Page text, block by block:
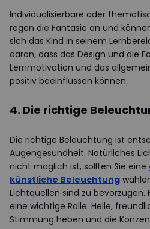
Individualisierbare oder
regen die Fantasie an und
sich das Kind in seinem
daran, dass das Design und die
Lernmotivation und das
positiv beeinflussen können.
4. Die richtige
Die richtige Beleuchtung ist
Augengesundheit. Natürliches
nicht möglich ist, sollten Sie eine
künstliche Beleuchtung
Lichtquellen sind zu bevorzugen.
eine wichtige Rolle. Helle,
Stimmung heben und die